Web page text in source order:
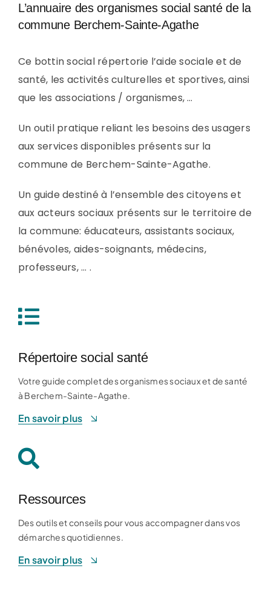
L’annuaire des organismes social santé de la
commune Berchem-Sainte-Agathe
Ce bottin social répertorie l’aide sociale et de
santé, les activités culturelles et sportives, ainsi
que les associations / organismes, …
Un outil pratique reliant les besoins des usagers
aux services disponibles présents sur la
commune de Berchem-Sainte-Agathe.
Un guide destiné à l’ensemble des citoyens et
aux acteurs sociaux présents sur le territoire de
la commune: éducateurs, assistants sociaux,
bénévoles, aides-soignants, médecins,
professeurs, … .
Répertoire social santé
Votre guide complet des organismes sociaux et de santé
à Berchem-Sainte-Agathe.
En savoir plus
Ressources
Des outils et conseils pour vous accompagner dans vos
démarches quotidiennes.
En savoir plus